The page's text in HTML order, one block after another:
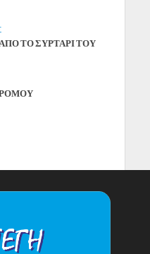
ΤΟ ΣΥΡΤΑΡΙ ΤΟΥ